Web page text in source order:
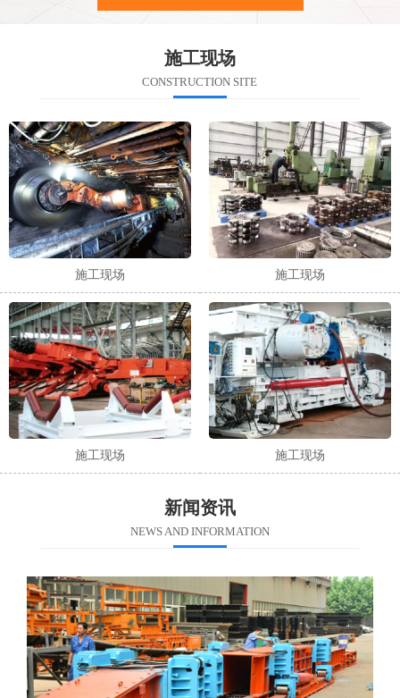
施工现场
CONSTRUCTION SITE
施工现场 施工现场
施工现场 施工现场
新闻资讯
NEWS AND INFORMATION